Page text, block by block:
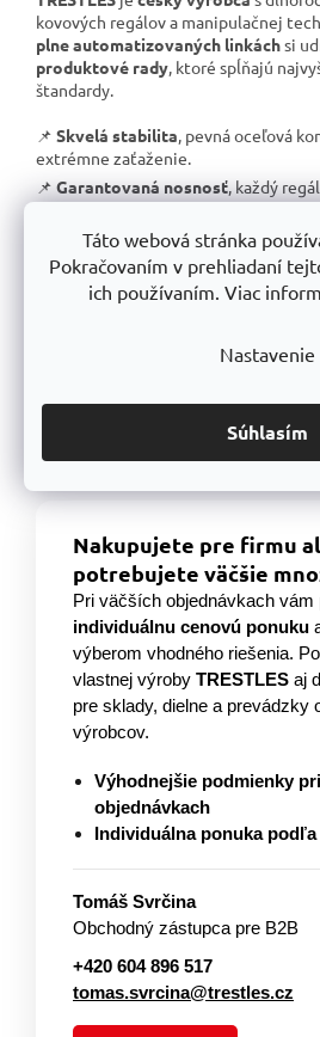
Táto webová stránka
Pokračovaním v prehliadaní
ich používaním. Viac
Nastavenie
Súhlasím
kovových regálov a manipulačnej
plne automatizovaných linkáchsi
produktové rady , ktoré spĺňajú
štandardy.
📌 Skvelá stabilita , pevná oceľová
extrémne zaťaženie.
📌 Garantovaná nosnosť , každý
uvedené zaťaženie.
Perfektná ergonómia,
prispôsobenie výšky políc.
Bezkonkurenčný pomer kvalita/
produkcie a technologického pokroku.
vaše skladové riešenie bude
si zaobstarávate nielen
záruku kvality a dlhodobej
Nakupujete pre firmu
potrebujete väčšie
Pri väčších objednávkach vám
individuálnu cenovú ponuku
výberom vhodného riešenia.
vlastnej výroby TRESTLES aj
pre sklady, dielne a prevádzky
výrobcov.
Výhodnejšie podmienky
objednávkach
Individuálna ponuka
Tomáš Svrčina
Obchodný zástupca pre B2B
+420 604 896 517
tomas.svrcina@trestles.cz